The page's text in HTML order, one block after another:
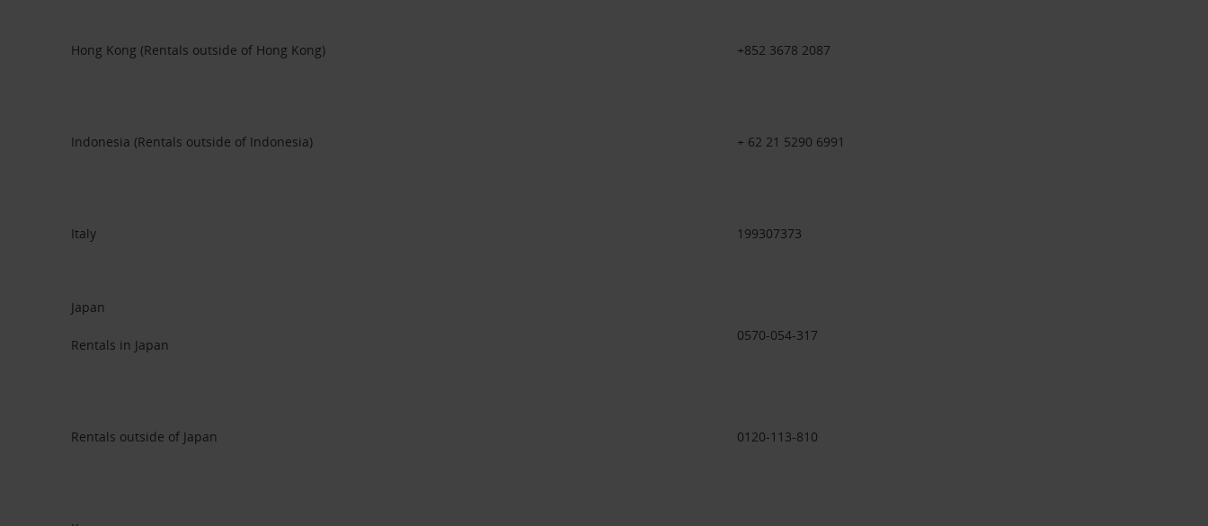
Hong Kong (Rentals outside of Hong Kong) +852 3678 2087
Indonesia (Rentals outside of Indonesia) + 62 21 5290 6991
Italy 199307373
Japan
Rentals in Japan
0570-054-317
Rentals outside of Japan 0120-113-810